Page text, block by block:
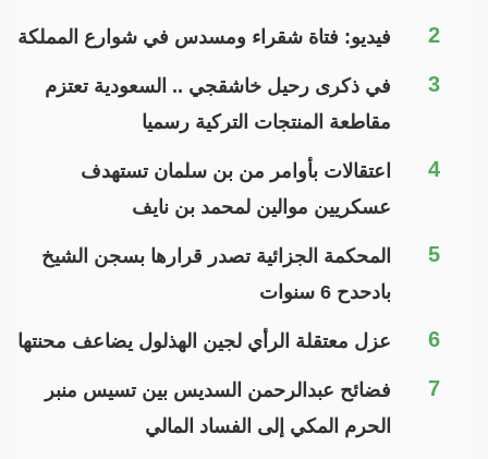
2 فيديو: فتاة شقراء ومسدس في شوارع المملكة
3
في ذكرى رحيل خاشقجي .. السعودية تعتزم
مقاطعة المنتجات التركية رسميا
4
اعتقالات بأوامر من بن سلمان تستهدف
عسكريين موالين لمحمد بن نايف
5
المحكمة الجزائية تصدر قرارها بسجن الشيخ
بادحدح 6 سنوات
6 عزل معتقلة الرأي لجين الهذلول يضاعف محنتها
7
فضائح عبدالرحمن السديس بين تسيس منبر
الحرم المكي إلى الفساد المالي